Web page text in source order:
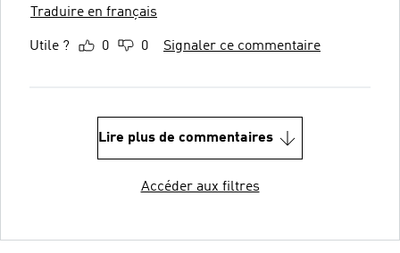
Traduire en français
Utile ? 0 0 Signaler ce commentaire
Lire plus de commentaires
Accéder aux filtres